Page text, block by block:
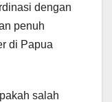
dengan
penuh
di Papua
salah